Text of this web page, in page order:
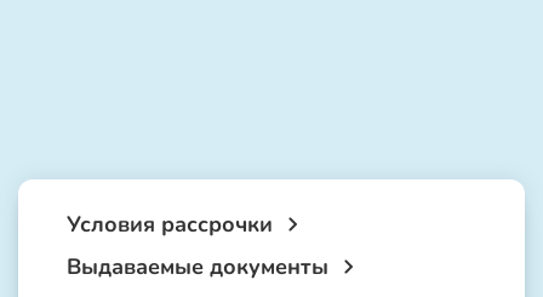
Условия рассрочки
Выдаваемые документы